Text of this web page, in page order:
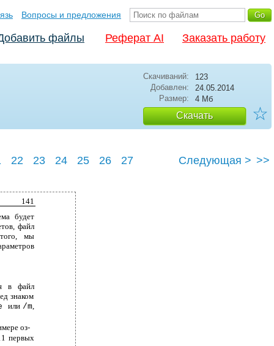
Вопросы и предложения
файлы Реферат AI Заказать работу
Скачиваний:
123
Добавлен:
24.05.2014
Размер:
4 Мб
Скачать ☆
22 23 24 25 26 27 Следующая > >>
141
будет
файл
мы
в файл
знаком
или /m,
оз-
первых